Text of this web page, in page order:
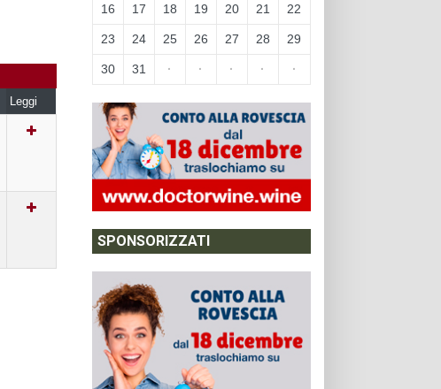
Leggi
16 17 18 19 20 21 22
23 24 25 26 27 28 29
30 31 · · · · ·
SPONSORIZZATI